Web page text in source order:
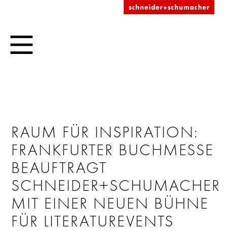
RAUM FÜR INSPIRATION:
FRANKFURTER BUCHMESSE
BEAUFTRAGT
SCHNEIDER+SCHUMACHER
MIT EINER NEUEN BÜHNE
FÜR LITERATUREVENTS